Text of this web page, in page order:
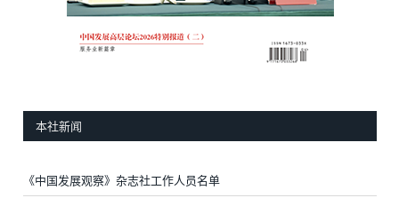
本社新闻
《中国发展观察》杂志社工作人员名单